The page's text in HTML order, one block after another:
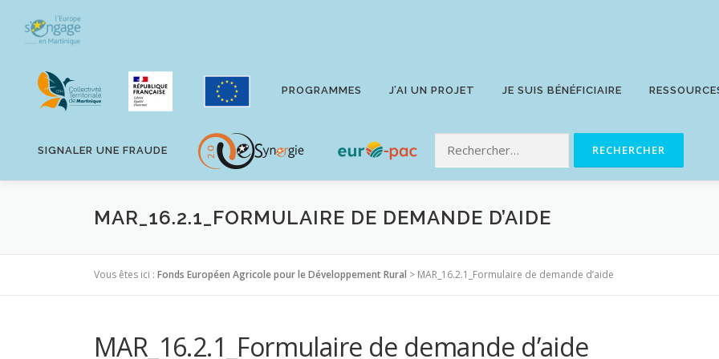
contenu
PROGRAMMES J’AI UN PROJET JE SUIS BÉNÉFICIAIRE
SIGNALER UNE FRAUDE
MAR_16.2.1_FORMULAIRE DE DEMANDE D’AIDE
Vous êtes ici : Fonds Européen Agricole pour le Développement Rural > MAR_16.2.1_Formulaire de demande d’aide
MAR_16.2.1_Formulaire de demande d’aide